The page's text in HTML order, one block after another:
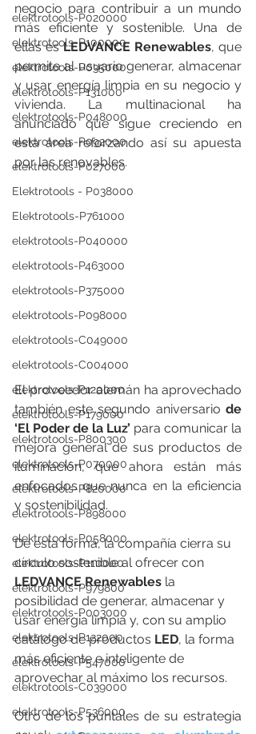
elektrotools-P020000
elektrotools-P100000
elektrotools-P035000
elektrotools-P131000
elektrotools-P048000
elektrotools-P092000
elektrotools-P027000
Elektrotools - P038000
Elektrotools-P761000
elektrotools-P040000
elektrotools-P463000
elektrotools-P375000
elektrotools-P098000
elektrotools-C049000
elektrotools-C004000
elektrotools-P120000
elektrotools-P179000
elektrotools-P800300
elektrotools-P070000
elektrotools-P820000
elektrotools-P898000
elektrotools-P058000
elektrotools-P110000
elektrotools-P979800
elektrotools-P003000
elektrotools-P122000
elektrotools-P547000
elektrotools-C039000
elektrotools-P536000
negocio para contribuir a un mundo
más eficiente y sostenible. Una de
ellas es LEDVANCE Renewables, que
permite al usuario generar, almacenar
y usar energía limpia en su negocio y
vivienda. La multinacional ha
anunciado que sigue creciendo en
esta área reforzando así su apuesta
por las renovables.
El proveedor alemán ha aprovechado
también este segundo aniversario de
‘El Poder de la Luz’ para comunicar la
mejora general de sus productos de
iluminación, que ahora están más
enfocados que nunca en la eficiencia
y sostenibilidad.
De esta forma, la compañía cierra su
círculo sostenible al ofrecer con
LEDVANCE Renewables la
posibilidad de generar, almacenar y
usar energía limpia y, con su amplio
catálogo de productos LED, la forma
más eficiente e inteligente de
aprovechar al máximo los recursos.
Otro de los puntales de su estrategia